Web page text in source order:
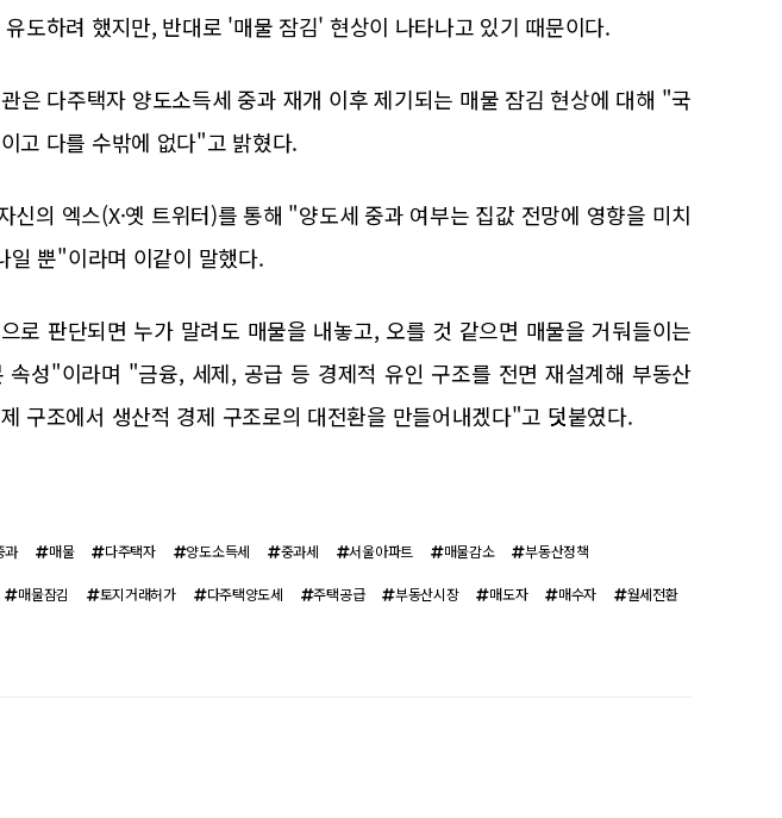
도하려 했지만, 반대로 '매물 잠김' 현상이 나타나고 있기 때문이다.
은 다주택자 양도소득세 중과 재개 이후 제기되는 매물 잠김 현상에 대해 "국
고 다를 수밖에 없다"고 밝혔다.
신의 엑스(X·옛 트위터)를 통해 "양도세 중과 여부는 집값 전망에 영향을 미치
일 뿐"이라며 이같이 말했다.
로 판단되면 누가 말려도 매물을 내놓고, 오를 것 같으면 매물을 거둬들이는
속성"이라며 "금융, 세제, 공급 등 경제적 유인 구조를 전면 재설계해 부동산
구조에서 생산적 경제 구조로의 대전환을 만들어내겠다"고 덧붙였다.
과 매물 다주택자 양도소득세 중과세 서울아파트 매물감소 부동산정책
매물잠김 토지거래허가 다주택양도세 주택공급 부동산시장 매도자 매수자 월세전환